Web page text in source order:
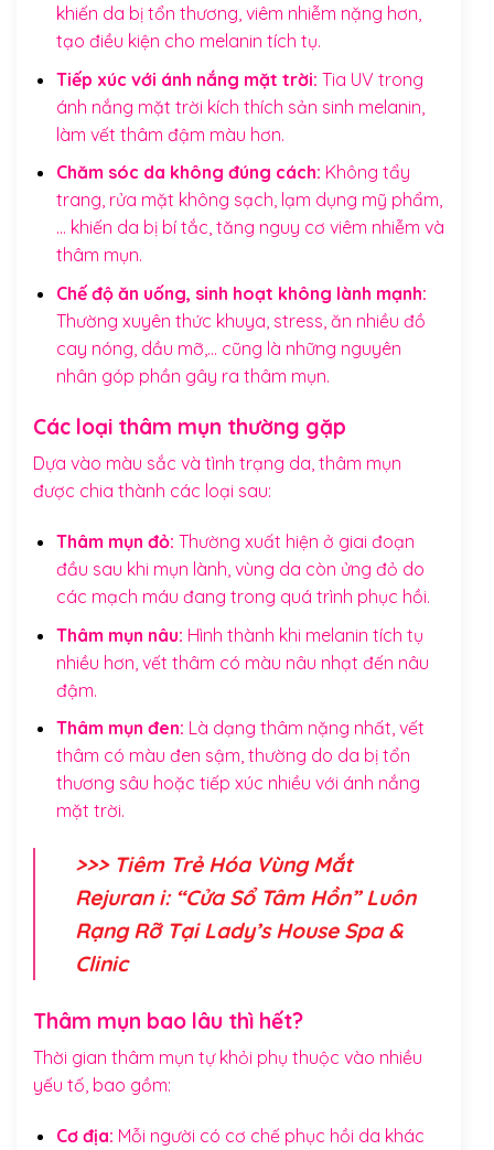
khiến da bị tổn thương, viêm nhiễm nặng hơn,
tạo điều kiện cho melanin tích tụ.
Tiếp xúc với ánh nắng mặt trời: Tia UV trong
ánh nắng mặt trời kích thích sản sinh melanin,
làm vết thâm đậm màu hơn.
Chăm sóc da không đúng cách: Không tẩy
trang, rửa mặt không sạch, lạm dụng mỹ phẩm,
… khiến da bị bí tắc, tăng nguy cơ viêm nhiễm và
thâm mụn.
Chế độ ăn uống, sinh hoạt không lành mạnh:
Thường xuyên thức khuya, stress, ăn nhiều đồ
cay nóng, dầu mỡ,… cũng là những nguyên
nhân góp phần gây ra thâm mụn.
Các loại thâm mụn thường gặp
Dựa vào màu sắc và tình trạng da, thâm mụn
được chia thành các loại sau:
Thâm mụn đỏ: Thường xuất hiện ở giai đoạn
đầu sau khi mụn lành, vùng da còn ửng đỏ do
các mạch máu đang trong quá trình phục hồi.
Thâm mụn nâu: Hình thành khi melanin tích tụ
nhiều hơn, vết thâm có màu nâu nhạt đến nâu
đậm.
Thâm mụn đen: Là dạng thâm nặng nhất, vết
thâm có màu đen sậm, thường do da bị tổn
thương sâu hoặc tiếp xúc nhiều với ánh nắng
mặt trời.
>>> Tiêm Trẻ Hóa Vùng Mắt
Rejuran i: “Cửa Sổ Tâm Hồn” Luôn
Rạng Rỡ Tại Lady’s House Spa &
Clinic
Thâm mụn bao lâu thì hết?
Thời gian thâm mụn tự khỏi phụ thuộc vào nhiều
yếu tố, bao gồm:
Cơ địa: Mỗi người có cơ chế phục hồi da khác